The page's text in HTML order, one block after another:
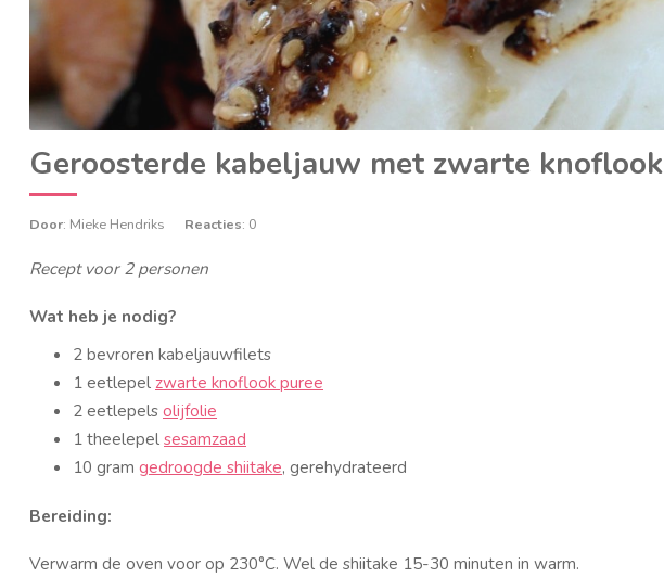
Geroosterde kabeljauw met zwarte knoflook
Door: Mieke Hendriks Reacties: 0
Recept voor 2 personen
Wat heb je nodig?
2 bevroren kabeljauwfilets
1 eetlepelzwarte knoflook puree
2 eetlepelsolijfolie
1 theelepelsesamzaad
10 gram gedroogde shiitake, gerehydrateerd
Bereiding:
Verwarm de oven voor op 230°C. Wel de shiitake 15-30 minuten in warm.